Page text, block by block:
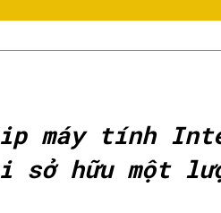
máy tính
hữu một